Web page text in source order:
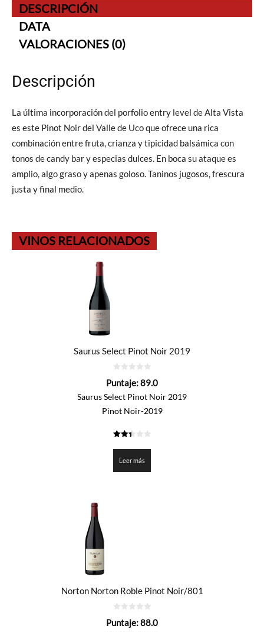
DESCRIPCIÓN
DATA
VALORACIONES (0)
Descripción
La última incorporación del porfolio entry level de Alta Vista
es este Pinot Noir del Valle de Uco que ofrece una rica
combinación entre fruta, crianza y tipicidad balsámica con
tonos de candy bar y especias dulces. En boca su ataque es
amplio, algo graso y apenas goloso. Taninos jugosos, frescura
justa y final medio.
VINOS RELACIONADOS
Saurus Select Pinot Noir 2019
de
Puntaje:89.0
Saurus Select Pinot Noir 2019
Pinot Noir-2019
de 5
Leer más
Norton Norton Roble Pinot Noir/801
de
Puntaje:88.0